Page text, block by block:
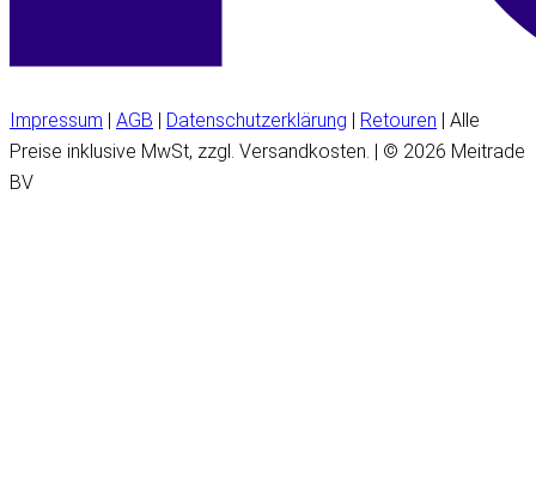
Impressum AGB Datenschutzerklärung Retouren | Alle
Preise inklusive MwSt, zzgl. Versandkosten. | © 2026 Meitrade
BV